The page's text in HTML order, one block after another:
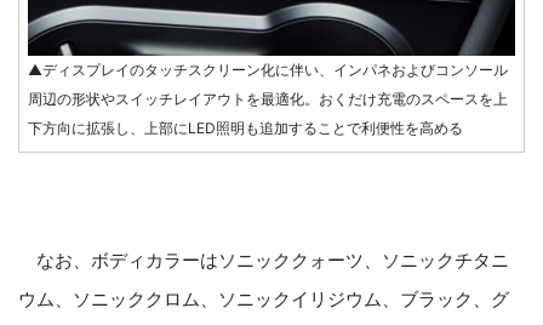
▲ディスプレイのタッチスクリーン化に伴い、インパネおよびコンソール
周辺の形状やスイッチレイアウトを最適化。おくだけ充電のスペースを上
下方向に拡張し、上部にLED照明も追加することで利便性を高める
なお、ボディカラーはソニッククォーツ、ソニックチタニ
ウム、ソニッククロム、ソニックイリジウム、ブラック、グ